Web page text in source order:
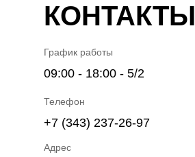
КОНТАКТЫ
+7 (343) 237-26-97
Телефон
График работы
09:00 - 18:00 - 5/2
Адрес